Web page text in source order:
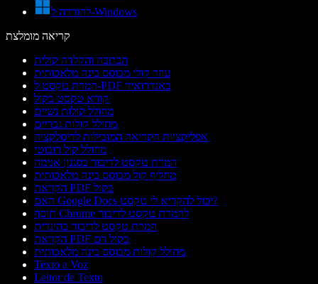
להורדה ל-Windows
קריאה מומלצת
הכתבה והקלדה קולית
עוזר קולי מבוסס בינה מלאכותית
המרת טקסט ל-PDF באנדרואיד
קורא טקסט בקול
מחולל קולות נשיים
מחולל קולות גבריים
אפליקציות הקריאה המובילות לדיסלקציה
מחולל קול רובוטי
המרת טקסט לדיבור בסגנון אנימה
מחליף קול מבוסס בינה מלאכותית
הקראת PDF בקול
האם Google Docs יכול להקריא לי טקסט?
תוסף Chrome להמרת טקסט לדיבור
המרת טקסט לדיבור בהינדית
הקראת PDF בקול רם
מחולל קולות מבוסס בינה מלאכותית
Texto a Voz
Leitor de Texto